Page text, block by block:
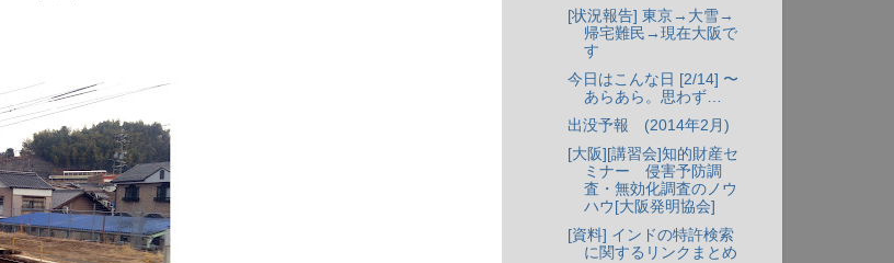
[状況報告] 東京→大雪→
帰宅難民→現在大阪で
す
今日はこんな日 [2/14] 〜
あらあら。思わず…
出没予報 (2014年2月)
[大阪][講習会]知的財産セ
ミナー 侵害予防調
査・無効化調査のノウ
ハウ[大阪発明協会]
[資料] インドの特許検索
に関するリンクまとめ